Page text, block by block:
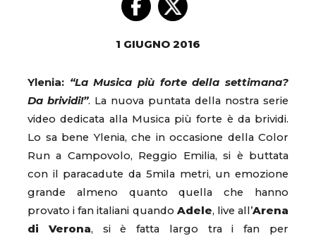
1 GIUGNO 2016
Ylenia: “La Musica più forte della settimana?
Da brividi!”. La nuova puntata della nostra serie
video dedicata alla Musica più forte è da brividi.
Lo sa bene Ylenia, che in occasione della Color
Run a Campovolo, Reggio Emilia, si è buttata
con il paracadute da 5mila metri, un emozione
grande almeno quanto quella che hanno
provato i fan italiani quando Adele, live all’Arena
di Verona, si è fatta largo tra i fan per